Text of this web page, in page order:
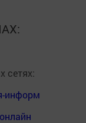
сетях:
информ